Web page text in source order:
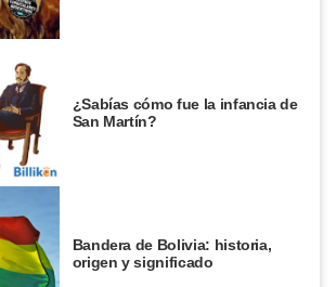
¿Sabías cómo fue la infancia de
San Martín?
Bandera de Bolivia: historia,
origen y significado